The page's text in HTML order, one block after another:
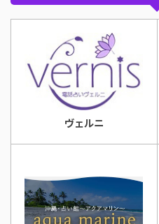
ヴェルニ